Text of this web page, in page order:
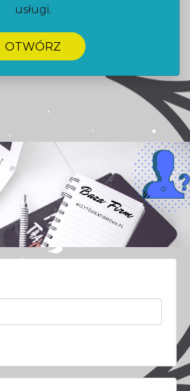
usługi.
OTWÓRZ